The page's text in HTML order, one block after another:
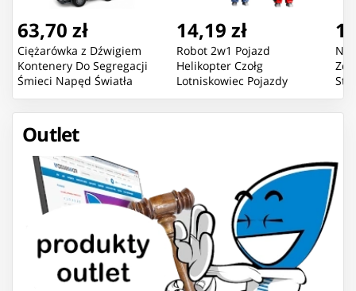
63,70 zł
Ciężarówka z Dźwigiem
Kontenery Do Segregacji
Śmieci Napęd Światła
Dźwięk
14,19 zł
Robot 2w1 Pojazd
Helikopter Czołg
Lotniskowiec Pojazdy
Bojowe Mix
Outlet